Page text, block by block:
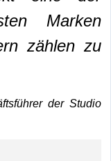
Marken
zählen zu
der Studio